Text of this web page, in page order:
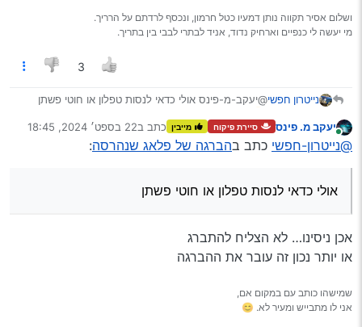
ושלום אסיר תקווה נותן דמעיו כטל חרמון, ונכסף לרדתם על הרריך.
מי יעשה לי כנפיים וארחיק נדוד, אניד לבתרי לבבי בין בתריך.
3
נייטרון חפשי@יעקב-מ-פינס אולי כדאי לנסות טפלון או חוטי פשתן
אני מאמין שאפוקסי יחזיק טיפה זמן אבל לא שווה את
ההתעסקות מה גם שאח"כ תסבך עוד יותר את התיקון
מחובר
יעקב מ. פינס סיירת פיקוח מייבין כתב ב22 בספט׳ 2024, 18:45
נערך לאחרונה על ידי
@נייטרון-חפשי כתב בהברגה של פלאג שנהרסה:
אולי כדאי לנסות טפלון או חוטי פשתן
אכן ניסינו… לא הצליח להתברג
או יותר נכון זה עובר את ההברגה
שמישהו כותב עם במקום אם,
אני לו מתבייש ומעיר לא. 😊